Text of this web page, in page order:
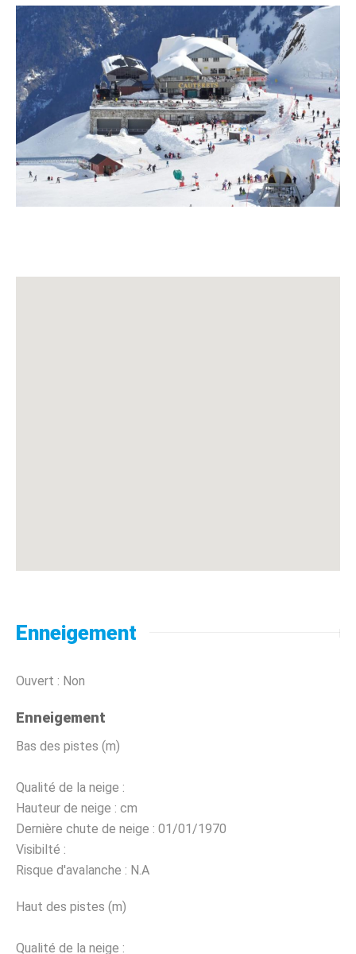
Enneigement
Ouvert : Non
Enneigement
Bas des pistes (m)
Qualité de la neige :
Hauteur de neige : cm
Dernière chute de neige : 01/01/1970
Visibilté :
Risque d'avalanche : N.A
Haut des pistes (m)
Qualité de la neige :